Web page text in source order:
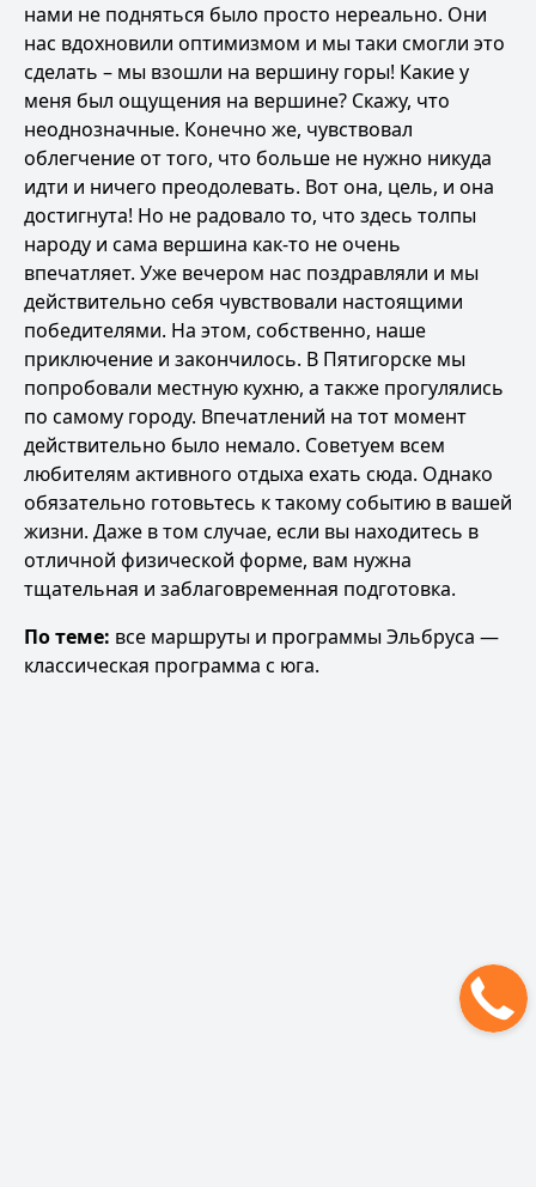
нами не подняться было просто нереально. Они
нас вдохновили оптимизмом и мы таки смогли это
сделать – мы взошли на вершину горы! Какие у
меня был ощущения на вершине? Скажу, что
неоднозначные. Конечно же, чувствовал
облегчение от того, что больше не нужно никуда
идти и ничего преодолевать. Вот она, цель, и она
достигнута! Но не радовало то, что здесь толпы
народу и сама вершина как-то не очень
впечатляет. Уже вечером нас поздравляли и мы
действительно себя чувствовали настоящими
победителями. На этом, собственно, наше
приключение и закончилось. В Пятигорске мы
попробовали местную кухню, а также прогулялись
по самому городу. Впечатлений на тот момент
действительно было немало. Советуем всем
любителям активного отдыха ехать сюда. Однако
обязательно готовьтесь к такому событию в вашей
жизни. Даже в том случае, если вы находитесь в
отличной физической форме, вам нужна
тщательная и заблаговременная подготовка.
По теме: все маршруты и программы Эльбруса —
классическая программа с юга.